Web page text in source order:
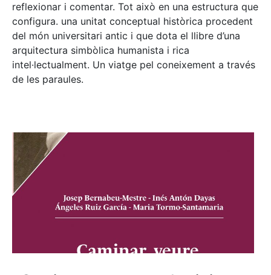
reflexionar i comentar. Tot això en una estructura que
configura. una unitat conceptual històrica procedent
del món universitari antic i que dota el llibre d’una
arquitectura simbòlica humanista i rica
intel·lectualment. Un viatge pel coneixement a través
de les paraules.